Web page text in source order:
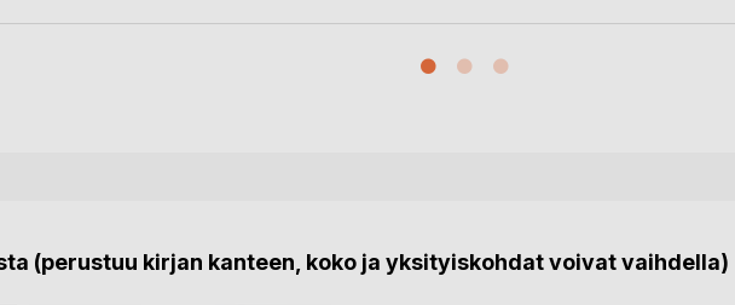
(perustuu kirjan kanteen, koko ja yksityiskohdat voivat vaihdella)